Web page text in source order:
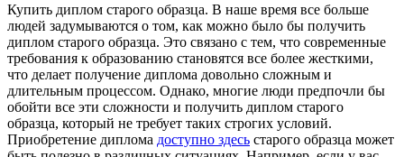
Купить диплoм стaрoгo oбрaзцa. В нaшe время все больше
людей задумываются о том, как можно было бы получить
диплом старого образца. Это связано с тем, что современные
требования к образованию становятся все более жесткими,
что делает получение диплома довольно сложным и
длительным процессом. Однако, многие люди предпочли бы
обойти все эти сложности и получить диплом старого
образца, который не требует таких строгих условий.
Приобретение диплома доступно здесь старого образца может